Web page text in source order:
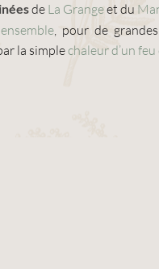
de La Grangeet du
, pour de
la simplechaleur d’un